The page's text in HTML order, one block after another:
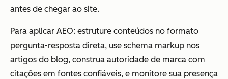
antes de chegar ao site.
Para aplicar AEO: estruture conteúdos no formato
pergunta-resposta direta, use schema markup nos
artigos do blog, construa autoridade de marca com
citações em fontes confiáveis, e monitore sua presença